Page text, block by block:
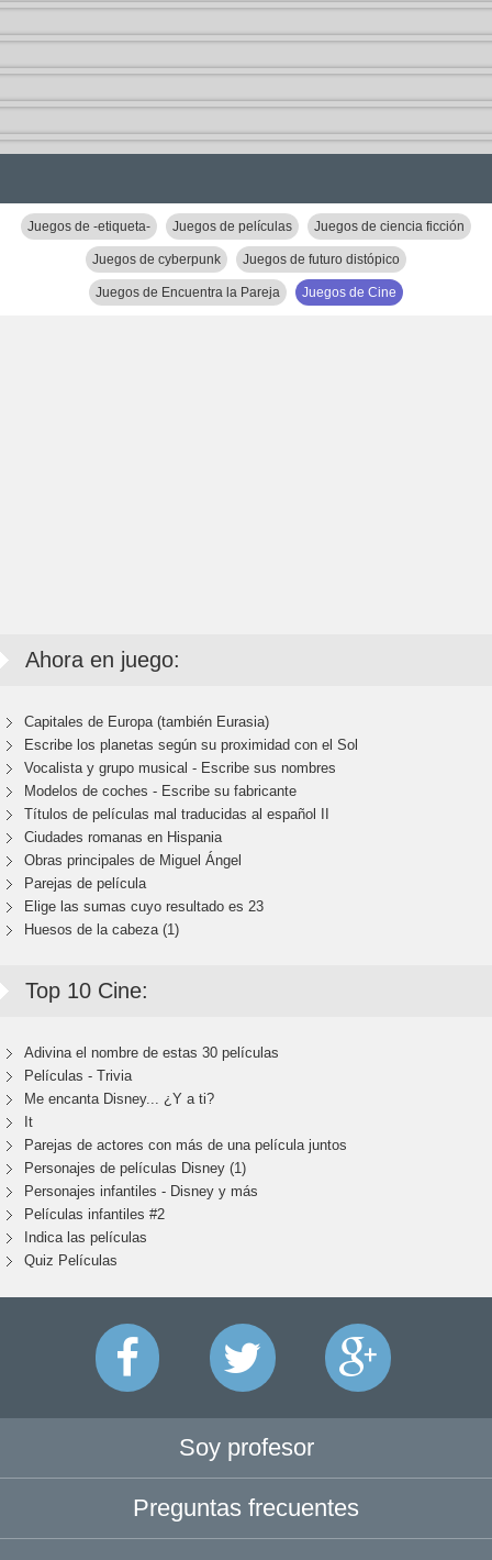
Juegos de -etiqueta- Juegos de películas Juegos de ciencia ficción
Juegos de cyberpunk Juegos de futuro distópico
Juegos de Encuentra la Pareja Juegos de Cine
Ahora en juego:
Capitales de Europa (también Eurasia)
Escribe los planetas según su proximidad con el Sol
Vocalista y grupo musical - Escribe sus nombres
Modelos de coches - Escribe su fabricante
Títulos de películas mal traducidas al español II
Ciudades romanas en Hispania
Obras principales de Miguel Ángel
Parejas de película
Elige las sumas cuyo resultado es 23
Huesos de la cabeza (1)
Top 10 Cine:
Adivina el nombre de estas 30 películas
Películas - Trivia
Me encanta Disney... ¿Y a ti?
It
Parejas de actores con más de una película juntos
Personajes de películas Disney (1)
Personajes infantiles - Disney y más
Películas infantiles #2
Indica las películas
Quiz Películas
Soy profesor
Preguntas frecuentes